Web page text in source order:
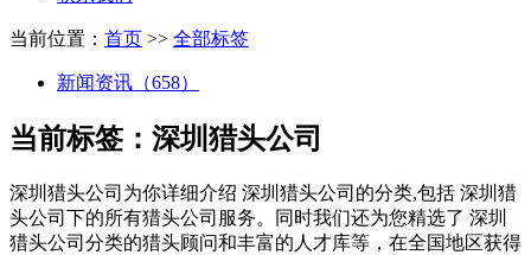
当前位置： 首页 >> 全部标签
新闻资讯（658）
当前标签： 深圳猎头公司
深圳猎头公司 为你详细介绍 深圳猎头公司 的分类,包括 深圳猎
头公司 下的所有猎头公司服务。同时我们还为您精选了 深圳
猎头公司 分类的猎头顾问和丰富的人才库等，在全国地区获得